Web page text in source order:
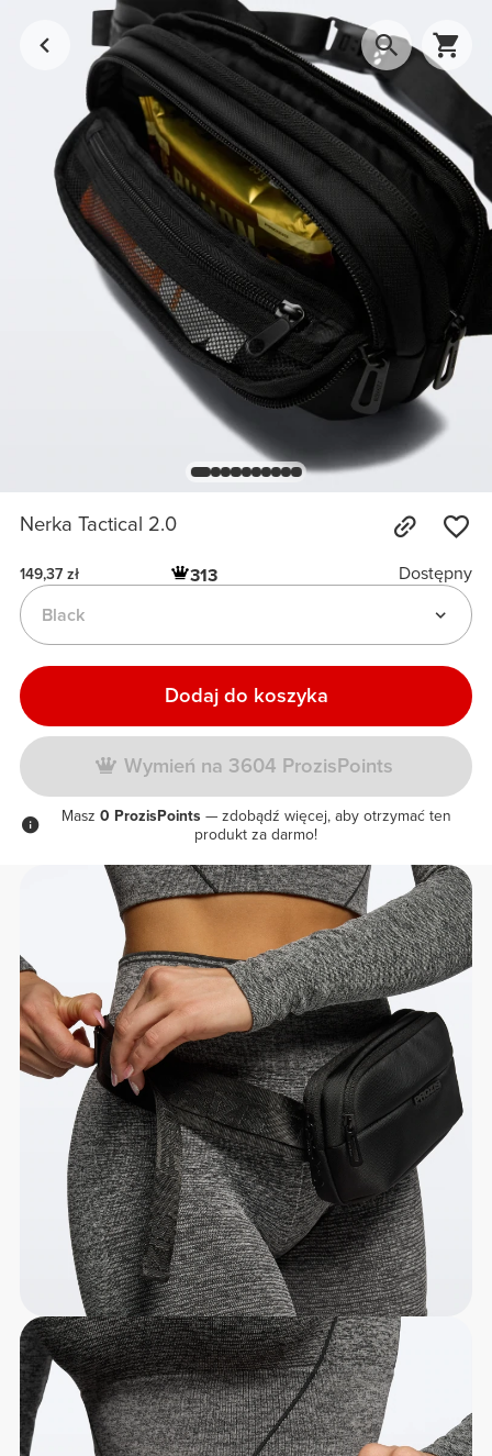
Nerka Tactical 2.0
149,37 zł 313
Dostępny
Black
Dodaj do koszyka
Wymień na 3604 ProzisPoints
Masz 0 ProzisPoints — zdobądź więcej, aby otrzymać ten
produkt za darmo!